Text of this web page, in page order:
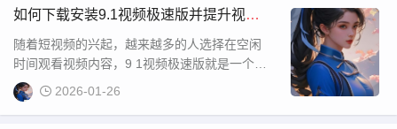
事，为什么她会说出这样的话。她的生活究竟
关注？在这篇
如何下载安装9.1视频极速版并提升视频
观看体验？
随着短视频的兴起，越来越多的人选择在空闲
时间观看视频内容，9 1视频极速版就是一个非
常受欢迎的视频播放平台。如果你正在寻找一
个更加流畅、快捷的视频观看体验，9 1视频极
2026-01-26